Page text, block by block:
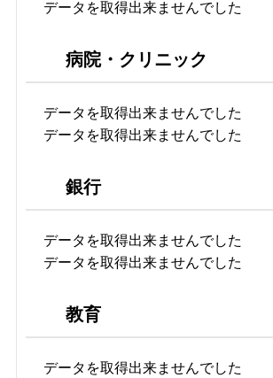
データを取得出来ませんでした
病院・クリニック
データを取得出来ませんでした
データを取得出来ませんでした
銀行
データを取得出来ませんでした
データを取得出来ませんでした
教育
データを取得出来ませんでした